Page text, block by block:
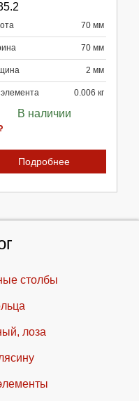
70 мм
70 мм
2 мм
элемента 0.006 кг
В наличии
Подробнее
Отмена
столбы
лоза